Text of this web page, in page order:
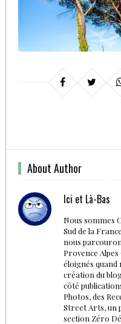
About Author
Ici et Là-Bas
Nous sommes
Sud de la
nous
Provence Alpes
éloignés quand
création du
côté
Photos, des
Street Arts, un
section Zéro